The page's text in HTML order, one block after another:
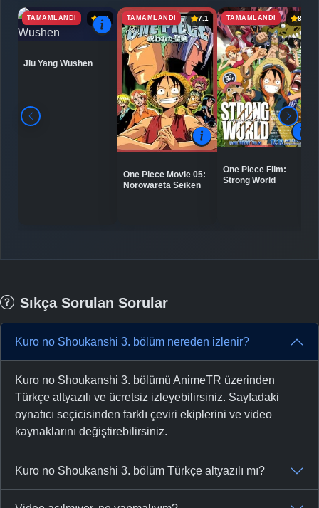
TAMAMLANDI 6.9
Jiu Yang Wushen
TAMAMLANDI 7.1
One Piece Movie 05:
Norowareta Seiken
TAMAMLANDI 8.0
One Piece Film:
Strong World
Sıkça Sorulan Sorular
Kuro no Shoukanshi 3. bölüm nereden izlenir?
Kuro no Shoukanshi 3. bölümü AnimeTR üzerinden
Türkçe altyazılı ve ücretsiz izleyebilirsiniz. Sayfadaki
oynatıcı seçicisinden farklı çeviri ekiplerini ve video
kaynaklarını değiştirebilirsiniz.
Kuro no Shoukanshi 3. bölüm Türkçe altyazılı mı?